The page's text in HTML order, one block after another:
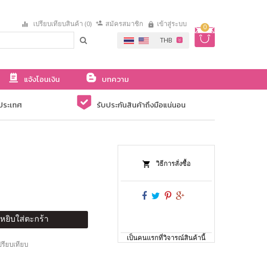
0
เปรียบเทียบสินค้า (0) สมัครสมาชิก เข้าสู่ระบบ
แจ้งโอนเงิน
บทความ
ะเทศ รับประกันสินค้าถึงมือแน่นอน
หยิบใส่ตะกร้า
รียบเทียบ
วิธีการสั่งซื้อ
เป็นคนแรกที่วิจารณ์สินค้านี้